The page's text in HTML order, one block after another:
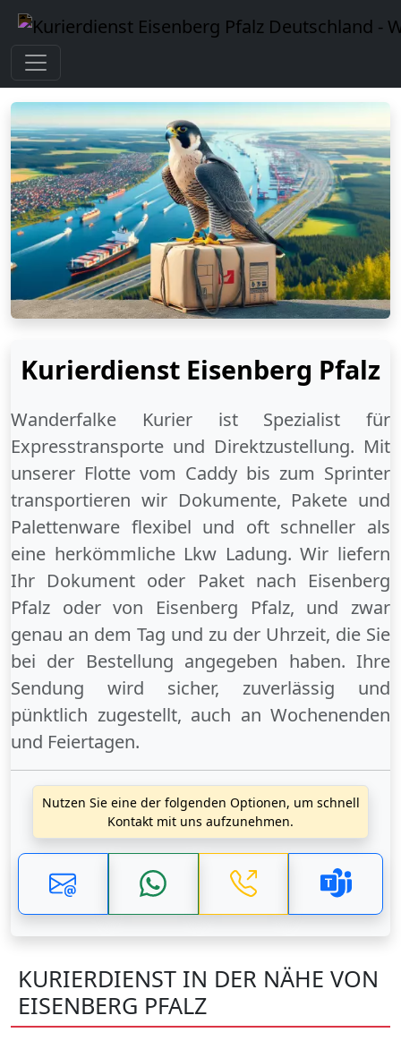
Kurierdienst Eisenberg Pfalz
Wanderfalke Kurier ist Spezialist für
Expresstransporte und Direktzustellung. Mit
unserer Flotte vom Caddy bis zum Sprinter
transportieren wir Dokumente, Pakete und
Palettenware flexibel und oft schneller als
eine herkömmliche Lkw Ladung. Wir liefern
Ihr Dokument oder Paket nach Eisenberg
Pfalz odervon Eisenberg Pfalz, und zwar
genau an dem Tag und zu der Uhrzeit, die Sie
bei der Bestellung angegeben haben. Ihre
Sendung wird sicher, zuverlässig und
pünktlich zugestellt, auch an Wochenenden
und Feiertagen.
Nutzen Sie eine der folgenden Optionen, um schnell
Kontakt mit uns aufzunehmen.
KURIERDIENST IN DER NÄHE VON
EISENBERG PFALZ